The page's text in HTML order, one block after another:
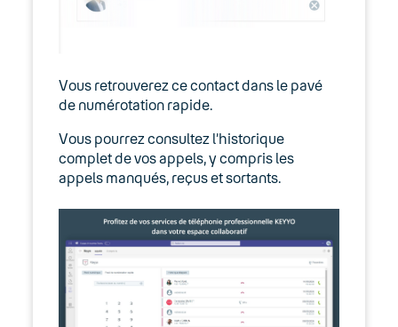
Vous retrouverez ce contact dans le pavé
de numérotation rapide.
Vous pourrez consultez l’historique
complet de vos appels, y compris les
appels manqués, reçus et sortants.